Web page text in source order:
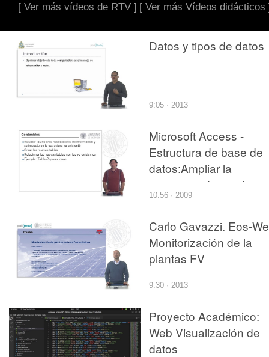
[ Ver más vídeos de RTV ] [ Ver más Vídeos didácticos
Datos y tipos de datos
9:05 · 2013
Microsoft Access -
Estructura de base de
datos:Ampliar la
estructura de una base
de datos
10:56 · 2009
Carlo Gavazzi. Eos-
Monitorización de la
plantas FV
9:30 · 2013
Proyecto Académico:
Web Visualización de
datos